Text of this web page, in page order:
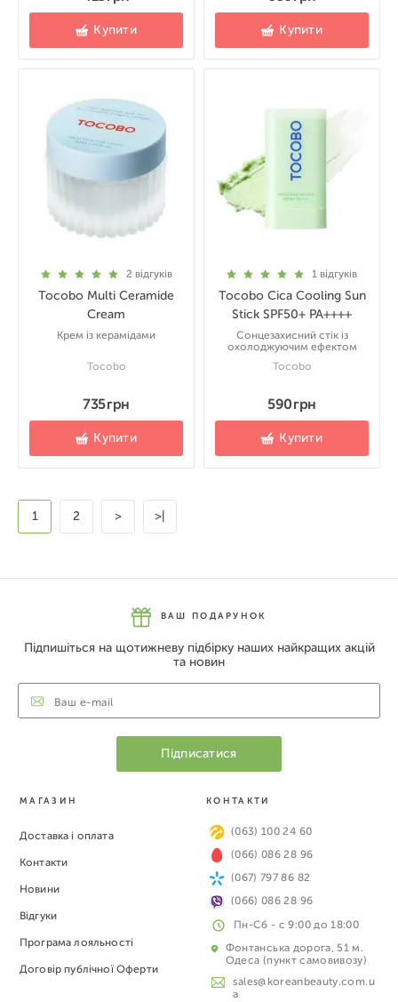
Купити Купити
2 відгуків
Tocobo Multi Ceramide
Cream
Крем із керамідами
Tocobo
735 грн
Купити
1 відгуків
Tocobo Cica Cooling Sun
Stick SPF50+ PA++++
Сонцезахисний стік із
охолоджуючим ефектом
Tocobo
590 грн
Купити
1 2 > >|
ВАШ ПОДАРУНОК
Підпишіться на щотижневу підбірку наших найкращих акцій
та новин
МАГАЗИН
Доставка і оплата
Контакти
Новини
Відгуки
Програма лояльності
Договір публічної Оферти
КОНТАКТИ
(063) 100 24 60
(066) 086 28 96
(067) 797 86 82
(066) 086 28 96
Пн-Сб - с 9:00 до 18:00
Фонтанська дорога, 51 м.
Одеса (пункт самовивозу)
sales@koreanbeauty.com.u
a